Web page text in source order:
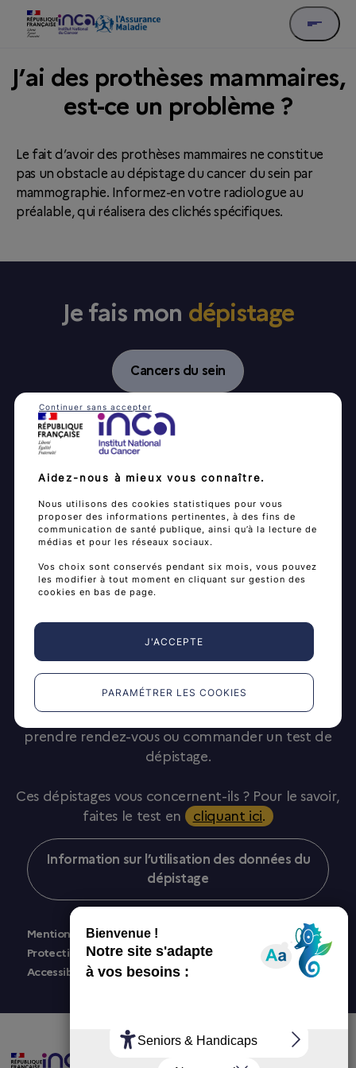
J’ai des prothèses mammaires,
est-ce un problème ?
Le fait d’avoir des prothèses mammaires ne constitue
pas un obstacle au dépistage du cancer du sein par
mammographie. Informez-en votre radiologue au
préalable, qui réalisera des clichés spécifiques.
Je fais mon dépistage
Cancers du sein
Cancer du col de l’utérus
Cancer colorectal
Cancer du poumon
Documents simplifiés et traduits
Je fais mon dépistageest un espace d’information
dépistages des cancers.
Vous y trouverez des informations pour décider
vous-même, en connaissance de cause, de réaliser
ou de ne pas réaliser un dépistage.
Vous y trouverez également des accès pour
prendre rendez-vous ou commander un test de
dépistage.
Ces dépistages vous concernent-ils ? Pour le savoir,
faites le test en
cliquant ici.
Information sur l’utilisation des données du
dépistage
Mentions légales
Protection des données personnelles
Accessibilité
Aidez-nous à mieux vous connaître.
Nous utilisons des cookies statistiques pour vous
proposer des informations pertinentes, à des fins de
communication de santé publique, ainsi qu’à la lecture de
médias et pour les réseaux sociaux.
Vos choix sont conservés pendant six mois, vous pouvez
les modifier à tout moment en cliquant sur gestion des
cookies en bas de page.
J'ACCEPTE
PARAMÉTRER LES COOKIES
Continuer sans accepter